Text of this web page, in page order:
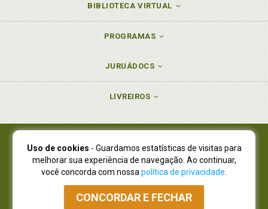
BIBLIOTECA VIRTUAL
PROGRAMAS
JURUÁDOCS
LIVREIROS
Juruá Editora Ltda., CNPJ 77.535.508/0001-19
Juruá Informática Ltda., CNPJ 01.701.561/0001-80
NOVO ENDEREÇO:R. Flávio Dallegrave, 7665, São Lourenço |
Curitiba - Paraná - CEP 82210-310
Atendimento: (41) 4009-3900|Vendas Atacado: (41) 4009-3939
Uso de cookies - Guardamos estatísticas de visitas para
melhorar sua experiência de navegação. Ao continuar,
você concorda com nossa política de privacidade
CONCORDAR E FECHAR